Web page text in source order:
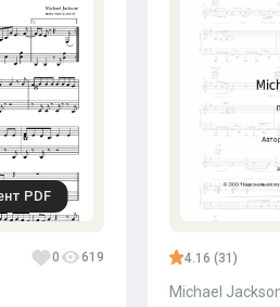
PDF
0 619 4.16 (31)
Michael